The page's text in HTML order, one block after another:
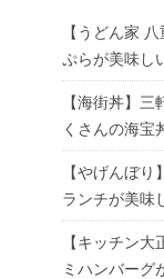
【うどん家
ぷらが美味し
【海街丼】
くさんの海宝
【やげんぼ
ランチが美味
【キッチン
ミハンバーグ